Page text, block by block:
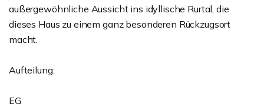
außergewöhnliche Aussicht ins idyllische Rurtal, die
dieses Haus zu einem ganz besonderen Rückzugsort
macht.
Aufteilung:
EG